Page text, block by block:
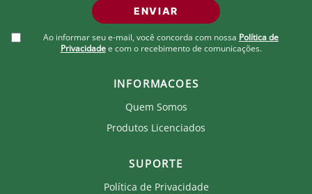
ENVIAR
Ao informar seu e-mail, você concorda com nossa Política de
Privacidade e com o recebimento de comunicações.
INFORMACOES
Quem Somos
Produtos Licenciados
SUPORTE
Política de Privacidade